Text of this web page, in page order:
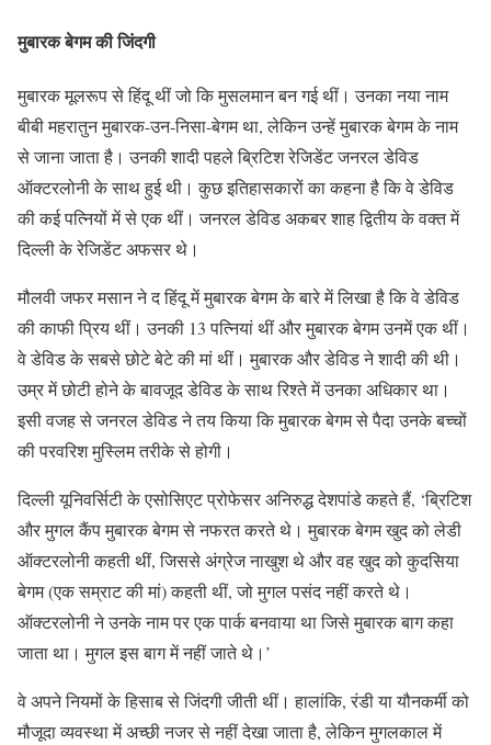
मुबारक बेगम की जिंदगी
मुबारक मूलरूप से हिंदू थीं जो कि मुसलमान बन गई थीं। उनका नया नाम
बीबी महरातुन मुबारक-उन-निसा-बेगम था, लेकिन उन्हें मुबारक बेगम के नाम
से जाना जाता है। उनकी शादी पहले ब्रिटिश रेजिडेंट जनरल डेविड
ऑक्टरलोनी के साथ हुई थी। कुछ इतिहासकारों का कहना है कि वे डेविड
की कई पत्नियों में से एक थीं। जनरल डेविड अकबर शाह द्वितीय के वक्त में
दिल्ली के रेजिडेंट अफसर थे।
मौलवी जफर मसान ने द हिंदू में मुबारक बेगम के बारे में लिखा है कि वे डेविड
की काफी प्रिय थीं। उनकी 13 पत्नियां थीं और मुबारक बेगम उनमें एक थीं।
वे डेविड के सबसे छोटे बेटे की मां थीं। मुबारक और डेविड ने शादी की थी।
उम्र में छोटी होने के बावजूद डेविड के साथ रिश्ते में उनका अधिकार था।
इसी वजह से जनरल डेविड ने तय किया कि मुबारक बेगम से पैदा उनके बच्चों
की परवरिश मुस्लिम तरीके से होगी।
दिल्ली यूनिवर्सिटी के एसोसिएट प्रोफेसर अनिरुद्ध देशपांडे कहते हैं, ‘ब्रिटिश
और मुगल कैंप मुबारक बेगम से नफरत करते थे। मुबारक बेगम खुद को लेडी
ऑक्टरलोनी कहती थीं, जिससे अंग्रेज नाखुश थे और वह खुद को कुदसिया
बेगम (एक सम्राट की मां) कहती थीं, जो मुगल पसंद नहीं करते थे।
ऑक्टरलोनी ने उनके नाम पर एक पार्क बनवाया था जिसे मुबारक बाग कहा
जाता था। मुगल इस बाग में नहीं जाते थे।’
वे अपने नियमों के हिसाब से जिंदगी जीती थीं। हालांकि, रंडी या यौनकर्मी को
मौजूदा व्यवस्था में अच्छी नजर से नहीं देखा जाता है, लेकिन मुगलकाल में